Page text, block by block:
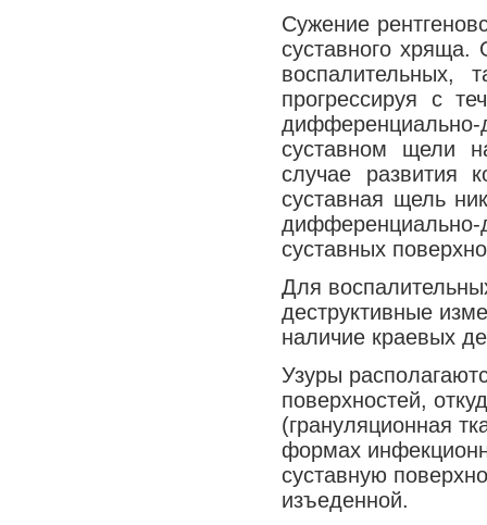
Сужение
суставного
воспалительных,
прогрессируя с
дифференциально-
суставном щели
случае развития
суставная щель
суставных
Для
деструктивные
наличие краевых
Узуры
поверхностей,
(грануляционная
формах
суставную
изъеденной.